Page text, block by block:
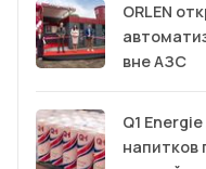
ORLEN
вне АЗС
Q1
напитков